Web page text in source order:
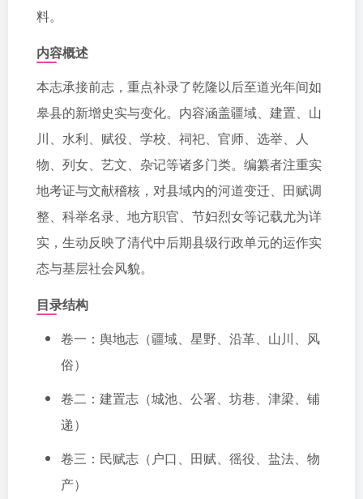
料。
内容概述
本志承接前志，重点补录了乾隆以后至道光年间如
皋县的新增史实与变化。内容涵盖疆域、建置、山
川、水利、赋役、学校、祠祀、官师、选举、人
物、列女、艺文、杂记等诸多门类。编纂者注重实
地考证与文献稽核，对县域内的河道变迁、田赋调
整、科举名录、地方职官、节妇烈女等记载尤为详
实，生动反映了清代中后期县级行政单元的运作实
态与基层社会风貌。
目录结构
卷一：舆地志（疆域、星野、沿革、山川、风
俗）
卷二：建置志（城池、公署、坊巷、津梁、铺
递）
卷三：民赋志（户口、田赋、徭役、盐法、物
产）